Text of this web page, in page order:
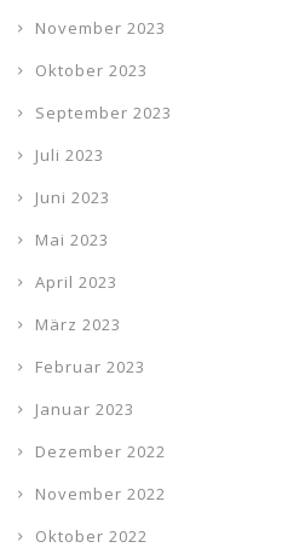
November 2023
Oktober 2023
September 2023
Juli 2023
Juni 2023
Mai 2023
April 2023
März 2023
Februar 2023
Januar 2023
Dezember 2022
November 2022
Oktober 2022